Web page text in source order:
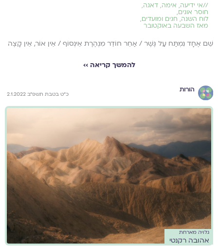
//אי ידיעה, אימה, דאגה,
חוסר אונים,
לוח השנה, חגים ומועדים,
מאז השבעה באוקטובר
שֵׁם אֶחָד נִמְתַּח עַל גֶּשֶׁר / אַחֵר חוֹדֵר מִנְהֶרֶת אֵינְסוֹף / אֵין אוֹר, אֵין קָצֶה
להמשך קריאה ››
הורות
כ"ט בטבת תשפ"ב 2.1.2022
גלויה מארחת
אהובה רקנטי